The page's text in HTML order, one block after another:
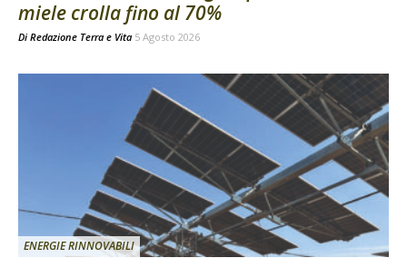
miele crolla fino al 70%
Di Redazione Terra e Vita 5 Agosto 2026
ENERGIE RINNOVABILI